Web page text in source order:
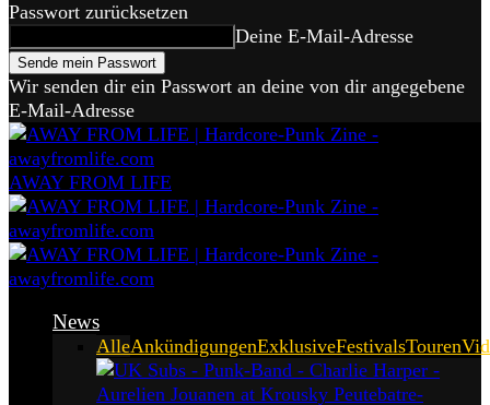
Passwort zurücksetzen
Deine E-Mail-Adresse
Wir senden dir ein Passwort an deine von dir angegebene
E-Mail-Adresse
AWAY FROM LIFE
News
AlleAnkündigungenExklusiveFestivalsTouren